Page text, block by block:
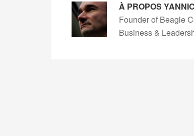
À PROPOS
Founder of Beagle
Business &